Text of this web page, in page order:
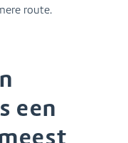
route.
een